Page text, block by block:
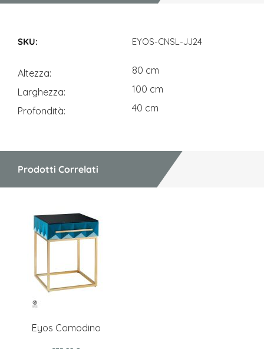
EYOS-CNSL-JJ24
Altezza
80 cm
Larghezza
100 cm
Profondità
40 cm
Prodotti Correlati
Eyos Comodino